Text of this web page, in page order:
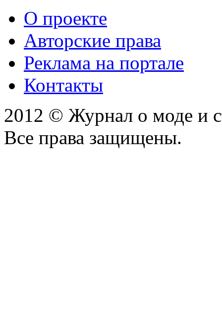
О проекте
Авторские права
Реклама на портале
Контакты
2012 © Журнал о моде и
Все права защищены.